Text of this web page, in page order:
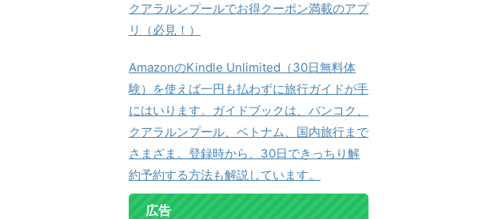
クアラルンプールでお得クーポン満載のアプ
リ（必見！）
AmazonのKindle Unlimited（30日無料体
験）を使えば一円も払わずに旅行ガイドが手
にはいります。ガイドブックは、バンコク、
クアラルンプール、ベトナム、国内旅行まで
さまざま。登録時から、30日できっちり解
約予約する方法も解説しています。
広告